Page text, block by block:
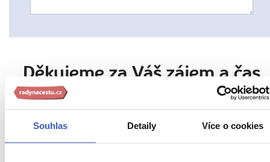
Souhlas Detaily Více o cookies
Děkujeme za Váš zájem a čas